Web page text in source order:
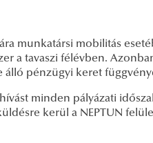
munkatársi mobilitás
a tavaszi félévben.
álló pénzügyi keret
minden pályázati
kerül a NEPTUN